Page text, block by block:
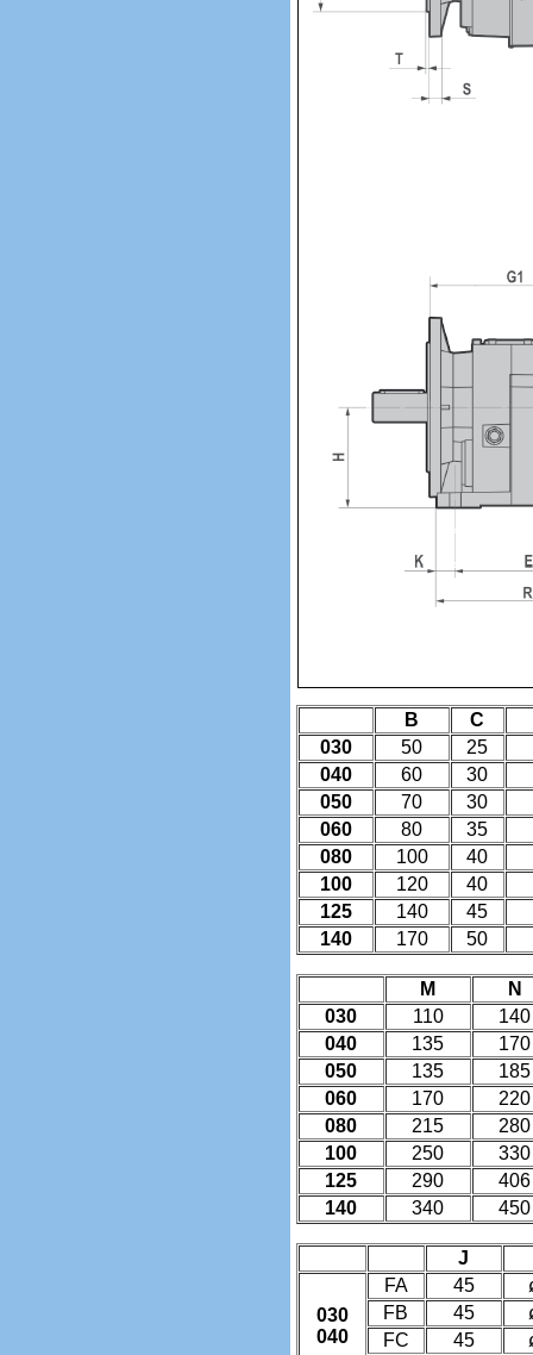
B
C
030
50
25
040
60
30
050
70
30
060
80
35
080
100
40
100
120
40
125
140
45
140
170 50
M
N
030
110
140
040
135
170
050
135
185
060
170
220
080
215
280
100
250
330
125
290
406
140
340 450
J
030
040
FA 45
FB
45
FC
45